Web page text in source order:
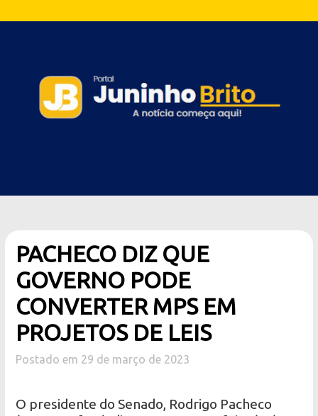
PACHECO DIZ QUE
GOVERNO PODE
CONVERTER MPS EM
PROJETOS DE LEIS
Postado em 29 de março de 2023
O presidente do Senado, Rodrigo Pacheco